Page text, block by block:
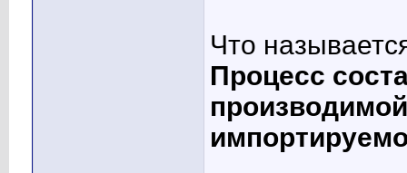
Что
Процесс